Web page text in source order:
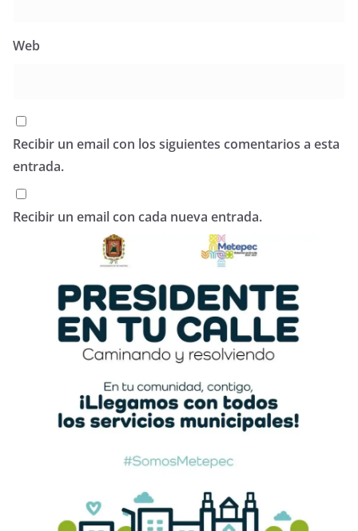
Web
Recibir un email con los siguientes comentarios a esta
entrada.
Recibir un email con cada nueva entrada.